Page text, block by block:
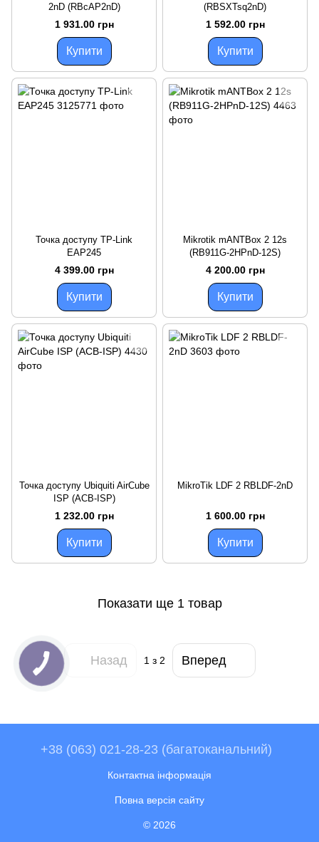
2nD (RBcAP2nD)
1 931.00 грн
Купити
(RBSXTsq2nD)
1 592.00 грн
Купити
Точка доступу TP-Link
EAP245
4 399.00 грн
Купити
Mikrotik mANTBox 2 12s
(RB911G-2HPnD-12S)
4 200.00 грн
Купити
Точка доступу Ubiquiti AirCube
ISP (ACB-ISP)
1 232.00 грн
Купити
MikroTik LDF 2 RBLDF-2nD
1 600.00 грн
Купити
Показати ще 1 товар
Назад 1з 2 Вперед
+38 (063) 021-28-23 (багатоканальний)
Контактна інформація
Повна версія сайту
© 2026